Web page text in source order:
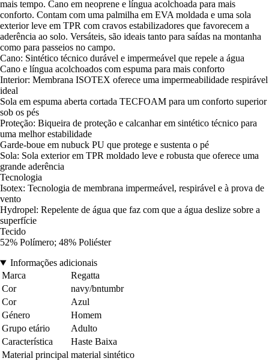
mais tempo. Cano em neoprene e língua acolchoada para mais
conforto. Contam com uma palmilha em EVA moldada e uma sola
exterior leve em TPR com cravos estabilizadores que favorecem a
aderência ao solo. Versáteis, são ideais tanto para saídas na montanha
como para passeios no campo.
Cano: Sintético técnico durável e impermeável que repele a água
Cano e língua acolchoados com espuma para mais conforto
Interior: Membrana ISOTEX oferece uma impermeabilidade respirável
ideal
Sola em espuma aberta cortada TECFOAM para um conforto superior
sob os pés
Proteção: Biqueira de proteção e calcanhar em sintético técnico para
uma melhor estabilidade
Garde-boue em nubuck PU que protege e sustenta o pé
Sola: Sola exterior em TPR moldado leve e robusta que oferece uma
grande aderência
Tecnologia
Isotex: Tecnologia de membrana impermeável, respirável e à prova de
vento
Hydropel: Repelente de água que faz com que a água deslize sobre a
superfície
Tecido
52% Polímero; 48% Poliéster
Informações adicionais
Marca
Regatta
Cor
navy/bntumbr
Cor
Azul
Género
Homem
Grupo etário
Adulto
Característica
Haste Baixa
Material principal material sintético